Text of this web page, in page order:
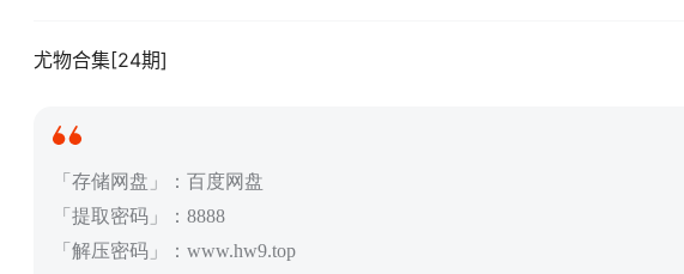
尤物合集[24期]
「存储网盘」：百度网盘
「提取密码」：8888
「解压密码」：www.hw9.top